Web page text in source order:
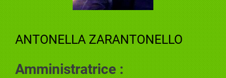
ANTONELLA ZARANTONELLO
Amministratrice :